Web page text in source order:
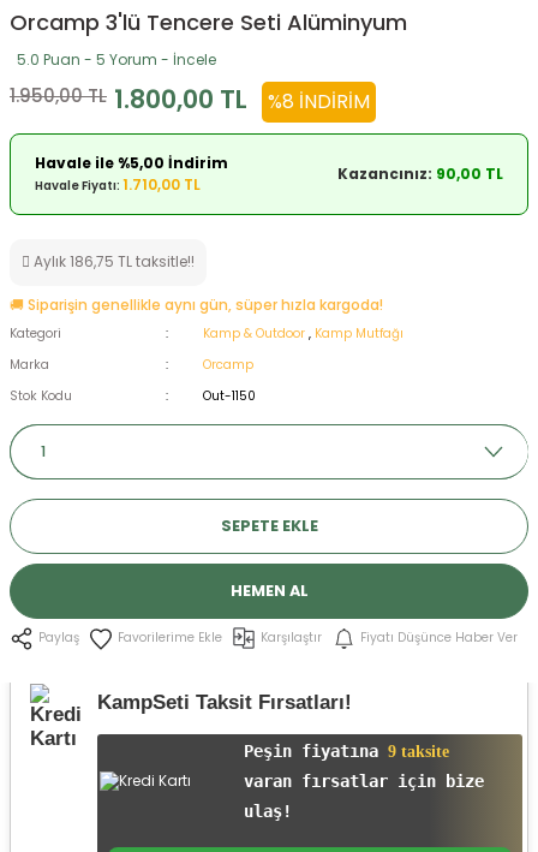
Mermisi
Tabure
Orcamp 3'lü Tencere Seti Alüminyum
5.0 Puan - 5 Yorum - İncele
1.950,00 TL 1.800,00 TL %8 İNDIRIM
Havale ile %5,00 İndirim
Havale Fiyatı: 1.710,00 TL
Kazancınız: 90,00 TL
Aylık 186,75 TL taksitle!!
🚚 Siparişin genellikle aynı gün, süper hızla kargoda!
Kategori Kamp & Outdoor , Kamp Mutfağı
Marka
Orcamp
Stok Kodu
Out-1150
SEPETE EKLE
HEMEN AL
Paylaş Karşılaştır Fiyatı Düşünce Haber Ver
KampSeti Taksit Fırsatları!
Peşin fiyatına 9 taksite
varan fırsatlar için bize
ulaş!